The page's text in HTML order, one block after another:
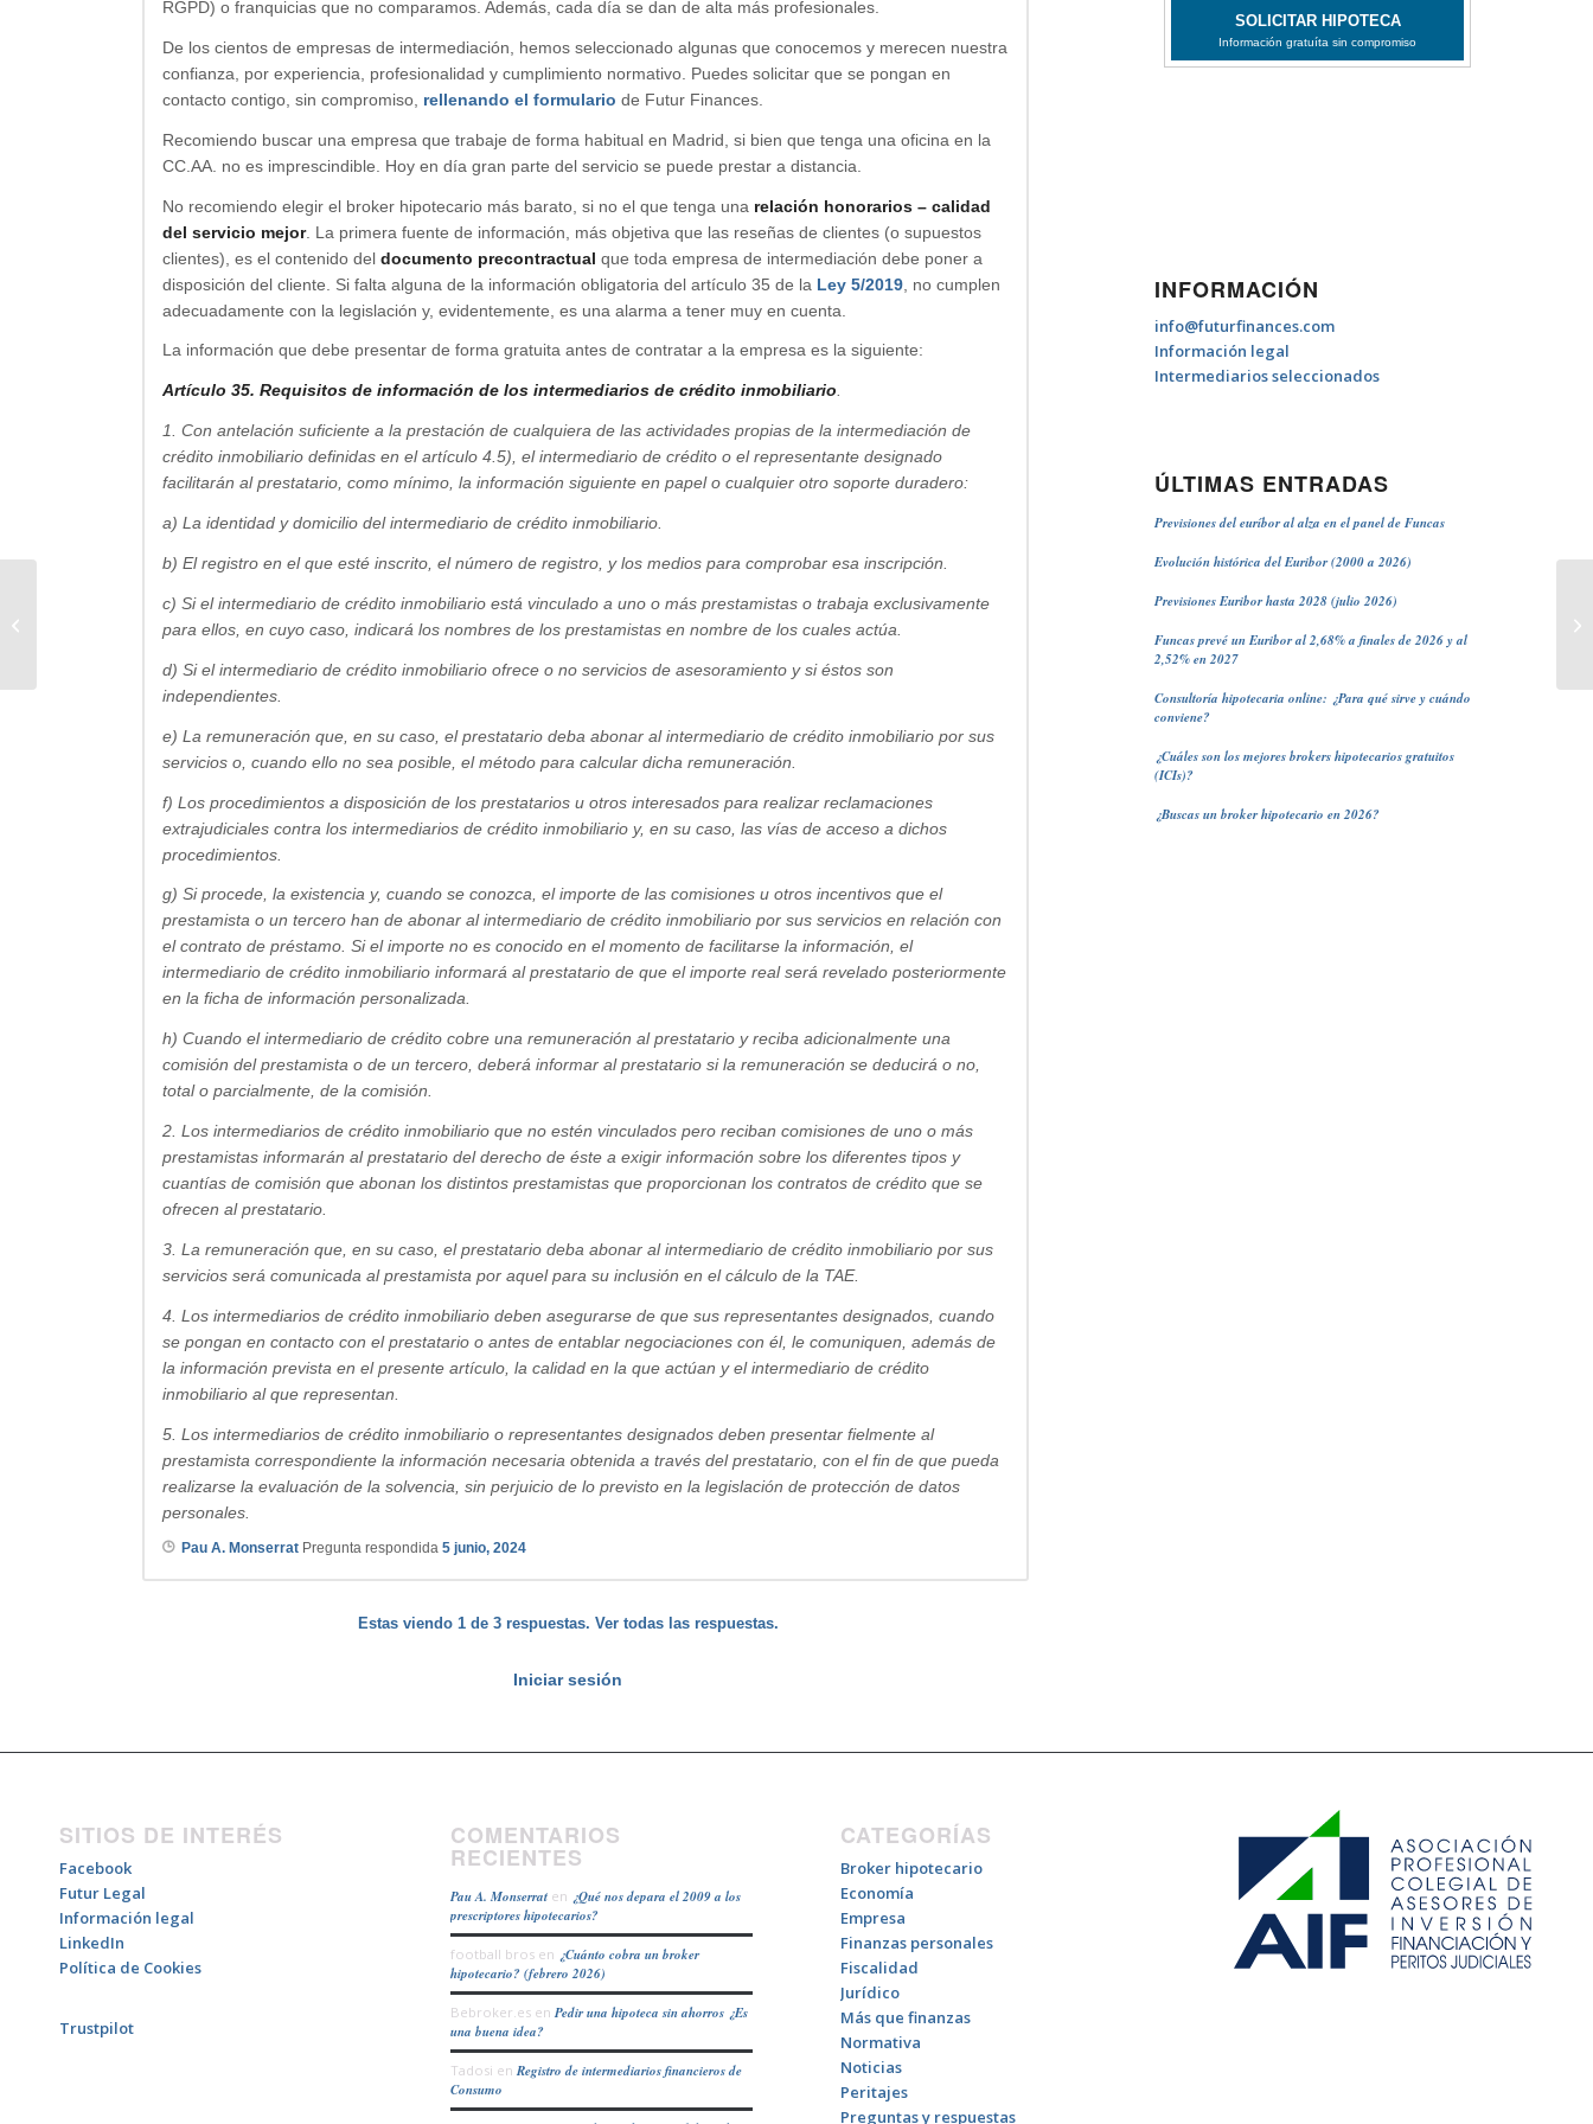
RGPD) o franquicias que no comparamos. Además, cada día se dan de alta más profesionales.
De los cientos de empresas de intermediación, hemos seleccionado algunas que conocemos y merecen nuestra
confianza, por experiencia, profesionalidad y cumplimiento normativo. Puedes solicitar que se pongan en
contacto contigo, sin compromiso, rellenando el formulario de Futur Finances.
Recomiendo buscar una empresa que trabaje de forma habitual en Madrid, si bien que tenga una oficina en la
CC.AA. no es imprescindible. Hoy en día gran parte del servicio se puede prestar a distancia.
No recomiendo elegir el broker hipotecario más barato, si no el que tenga una relación honorarios – calidad
del servicio mejor. La primera fuente de información, más objetiva que las reseñas de clientes (o supuestos
clientes), es el contenido del documento precontractual que toda empresa de intermediación debe poner a
disposición del cliente. Si falta alguna de la información obligatoria del artículo 35 de la Ley 5/2019 , no cumplen
adecuadamente con la legislación y, evidentemente, es una alarma a tener muy en cuenta.
La información que debe presentar de forma gratuita antes de contratar a la empresa es la siguiente:
Artículo 35. Requisitos de información de los intermediarios de crédito inmobiliario.
1. Con antelación suficiente a la prestación de cualquiera de las actividades propias de la intermediación de
crédito inmobiliario definidas en el artículo 4.5), el intermediario de crédito o el representante designado
facilitarán al prestatario, como mínimo, la información siguiente en papel o cualquier otro soporte duradero:
a) La identidad y domicilio del intermediario de crédito inmobiliario.
b) El registro en el que esté inscrito, el número de registro, y los medios para comprobar esa inscripción.
c) Si el intermediario de crédito inmobiliario está vinculado a uno o más prestamistas o trabaja exclusivamente
para ellos, en cuyo caso, indicará los nombres de los prestamistas en nombre de los cuales actúa.
d) Si el intermediario de crédito inmobiliario ofrece o no servicios de asesoramiento y si éstos son
independientes.
e) La remuneración que, en su caso, el prestatario deba abonar al intermediario de crédito inmobiliario por sus
servicios o, cuando ello no sea posible, el método para calcular dicha remuneración.
f) Los procedimientos a disposición de los prestatarios u otros interesados para realizar reclamaciones
extrajudiciales contra los intermediarios de crédito inmobiliario y, en su caso, las vías de acceso a dichos
procedimientos.
g) Si procede, la existencia y, cuando se conozca, el importe de las comisiones u otros incentivos que el
prestamista o un tercero han de abonar al intermediario de crédito inmobiliario por sus servicios en relación con
el contrato de préstamo. Si el importe no es conocido en el momento de facilitarse la información, el
intermediario de crédito inmobiliario informará al prestatario de que el importe real será revelado posteriormente
en la ficha de información personalizada.
h) Cuando el intermediario de crédito cobre una remuneración al prestatario y reciba adicionalmente una
comisión del prestamista o de un tercero, deberá informar al prestatario si la remuneración se deducirá o no,
total o parcialmente, de la comisión.
2. Los intermediarios de crédito inmobiliario que no estén vinculados pero reciban comisiones de uno o más
prestamistas informarán al prestatario del derecho de éste a exigir información sobre los diferentes tipos y
cuantías de comisión que abonan los distintos prestamistas que proporcionan los contratos de crédito que se
ofrecen al prestatario.
3. La remuneración que, en su caso, el prestatario deba abonar al intermediario de crédito inmobiliario por sus
servicios será comunicada al prestamista por aquel para su inclusión en el cálculo de la TAE.
4. Los intermediarios de crédito inmobiliario deben asegurarse de que sus representantes designados, cuando
se pongan en contacto con el prestatario o antes de entablar negociaciones con él, le comuniquen, además de
la información prevista en el presente artículo, la calidad en la que actúan y el intermediario de crédito
inmobiliario al que representan.
5. Los intermediarios de crédito inmobiliario o representantes designados deben presentar fielmente al
prestamista correspondiente la información necesaria obtenida a través del prestatario, con el fin de que pueda
realizarse la evaluación de la solvencia, sin perjuicio de lo previsto en la legislación de protección de datos
personales.
Pau A. Monserrat Pregunta respondida 5 junio, 2024
Estas viendo 1 de 3 respuestas. Ver todas las respuestas.
Iniciar sesión
INFORMACIÓN
info@futurfinances.com
Información legal
Intermediarios seleccionados
ÚLTIMAS ENTRADAS
Previsiones del euríbor al alza en el panel de Funcas
Evolución histórica del Euribor (2000 a 2026)
Previsiones Euribor hasta 2028 (julio 2026)
Funcas prevé un Euribor al 2,68% a finales de 2026 y al
2,52% en 2027
Consultoría hipotecaria online: ¿Para qué sirve y cuándo
conviene?
¿Cuáles son los mejores brokers hipotecarios gratuitos
(ICIs)?
¿Buscas un broker hipotecario en 2026?
SITIOS DE INTERÉS
Facebook
Futur Legal
Información legal
LinkedIn
Política de Cookies
Trustpilot
COMENTARIOS
RECIENTES
Pau A. Monserraten ¿Qué nos depara el 2009 a los
prescriptores hipotecarios?
football brosen ¿Cuánto cobra un broker
hipotecario? (febrero 2026)
Bebroker.esen Pedir una hipoteca sin ahorros ¿Es
una buena idea?
Tadosi en Registro de intermediarios financieros de
Consumo
CATEGORÍAS
Broker hipotecario
Economía
Empresa
Finanzas personales
Fiscalidad
Jurídico
Más que finanzas
Normativa
Noticias
Peritajes
Preguntas y respuestas
Mejores brokers de hipotecas en